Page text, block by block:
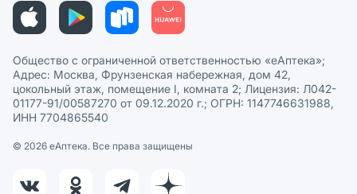
Политика в отношении обработки персональных данных
Общество с ограниченной ответственностью «еАптека»;
Адрес: Москва, Фрунзенская набережная, дом 42,
цокольный этаж, помещение I, комната 2; Лицензия: Л042-
01177-91/00587270 от 09.12.2020 г.; ОГРН: 1147746631988,
ИНН 7704865540
© 2026 eАптека. Все права защищены